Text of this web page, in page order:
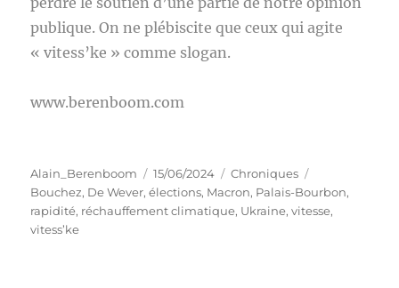
publique. On ne plébiscite que ceux qui agite
« vitess’ke » comme slogan.
www.berenboom.com
Auteur
Alain_Berenboom
Publié
le
15/06/2024 Catégories
Chroniques
Bouchez, De Wever,élections, Macron, Palais-Bourbon,
rapidité, réchauffement climatique, Ukraine,vitesse,
vitess’ke